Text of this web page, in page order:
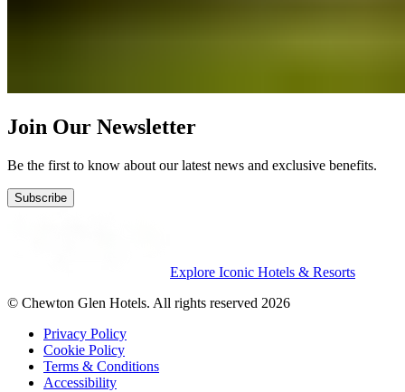
Join Our Newsletter
Be the first to know about our latest news and exclusive benefits.
Subscribe
Explore Iconic Hotels & Resorts
© Chewton Glen Hotels. All rights reserved 2026
Privacy Policy
Cookie Policy
Terms & Conditions
Accessibility